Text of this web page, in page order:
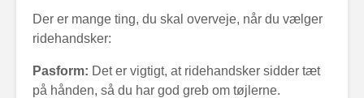
Der er mange ting, du skal overveje, når du vælger
ridehandsker:
Pasform: Det er vigtigt, at ridehandsker sidder tæt
på hånden, så du har god greb om tøjlerne.